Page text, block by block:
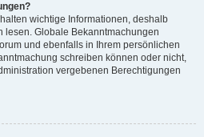
wichtige Informationen, deshalb
lesen. Globale Bekanntmachungen
und ebenfalls in Ihrem persönlichen
schreiben können oder nicht,
vergebenen Berechtigungen